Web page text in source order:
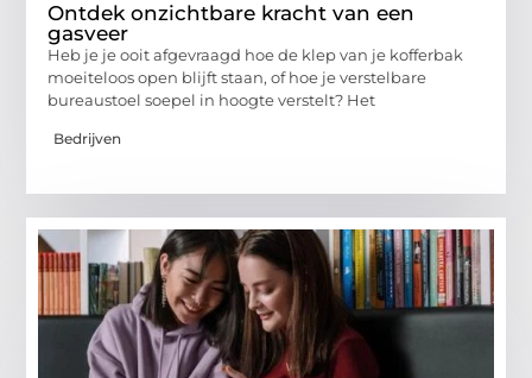
Ontdek onzichtbare kracht van een
gasveer
Heb je je ooit afgevraagd hoe de klep van je kofferbak
moeiteloos open blijft staan, of hoe je verstelbare
bureaustoel soepel in hoogte verstelt? Het
Bedrijven